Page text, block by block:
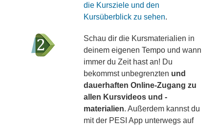
die Kursziele und den
Kursüberblick zu sehen.
Schau dir die Kursmaterialien in
deinem eigenen Tempo und wann
immer du Zeit hast an! Du
bekommst unbegrenzten und
dauerhaften Online-Zugang zu
allen Kursvideos und -
materialien. Außerdem kannst du
mit der PESI App unterwegs auf